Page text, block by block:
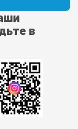
в